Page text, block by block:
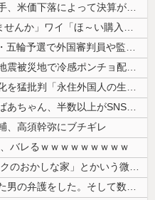
高値で米を大量に仕入れた米卸大手、米価下落によって決算が凄まじいことに...
フリマ民「あと500円値下げ出来ませんか」ワイ「ほ～い購入ｗ」
【速報】韓国サッカー協会、W杯・五輪予選で外国審判員や監督官を性接待！...
【動画】へずまりゅう議員、熊本地震被災地で冷感ポンチョ配布 → 被災民...
日経社説、入管庁の永住許可厳格化を猛批判「永住外国人の生活保護受給をな...
【朗報】日本のおじいちゃん・おばあちゃん、半数以上がSNSを使いこなし...
、高須幹弥にブチギレ
バレるｗｗｗｗｗｗｗｗｗ
【画像】 週刊少年ジャンプ、「ロクのおかしな家」とかいう微妙な漫画を巻...
飲み屋でケンカした相手をコロした男の弁護をした。そして数年後、因果応報...